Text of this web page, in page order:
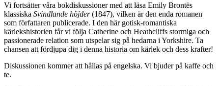
Vi fortsätter våra bokdiskussioner med att läsa Emily Brontës
klassiska Svindlande höjder(1847), vilken är den enda romanen
som författaren publicerade. I den här gotisk-romantiska
kärlekshistorien får vi följa Catherine och Heathcliffs stormiga och
passionerade relation som utspelar sig på hedarna i Yorkshire. Ta
chansen att fördjupa dig i denna historia om kärlek och dess krafter!
Diskussionen kommer att hållas på engelska. Vi bjuder på kaffe och
te.